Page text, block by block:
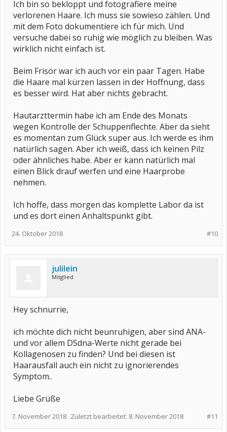
Ich bin so bekloppt und fotografiere meine
verlorenen Haare. Ich muss sie sowieso zählen. Und
mit dem Foto dokumentiere ich für mich. Und
versuche dabei so ruhig wie möglich zu bleiben. Was
wirklich nicht einfach ist.
Beim Frisör war ich auch vor ein paar Tagen. Habe
die Haare mal kürzen lassen in der Hoffnung, dass
es besser wird. Hat aber nichts gebracht.
Hautarzttermin habe ich am Ende des Monats
wegen Kontrolle der Schuppenflechte. Aber da sieht
es momentan zum Glück super aus. Ich werde es ihm
natürlich sagen. Aber ich weiß, dass ich keinen Pilz
oder ähnliches habe. Aber er kann natürlich mal
einen Blick drauf werfen und eine Haarprobe
nehmen.
Ich hoffe, dass morgen das komplette Labor da ist
und es dort einen Anhaltspunkt gibt.
#10
24. Oktober 2018
julilein
Mitglied
Hey schnurrie,
ich möchte dich nicht beunruhigen, aber sind ANA-
und vor allem DSdna-Werte nicht gerade bei
Kollagenosen zu finden? Und bei diesen ist
Haarausfall auch ein nicht zu ignorierendes
Symptom..
Liebe Grüße
#11
7. November 2018 Zuletzt bearbeitet: 8. November 2018